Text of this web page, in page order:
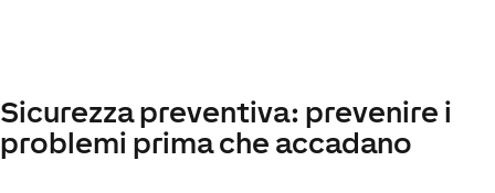
Sicurezza preventiva: prevenire i
problemi prima che accadano